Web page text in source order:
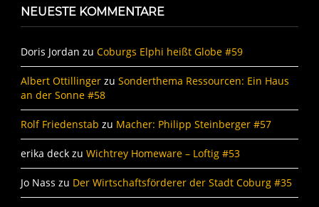
NEUESTE KOMMENTARE
Doris Jordan zu Coburgs Elphi heißt Globe #59
Albert Ottillinger zu Sonderthema Ressourcen: Ein Haus
an der Sonne #58
Rolf Friedenstab zu Macher: Philipp Steinberger #57
erika deck zu Wichtrey Homeware – Loftig #53
Jo Nass zu Der Wirtschaftsförderer der Stadt Coburg #35